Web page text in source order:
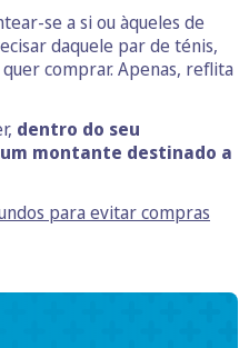
se a si ou àqueles de
daquele par de ténis,
comprar. Apenas, reflita
dentro do seu
montante destinado a
para evitar compras